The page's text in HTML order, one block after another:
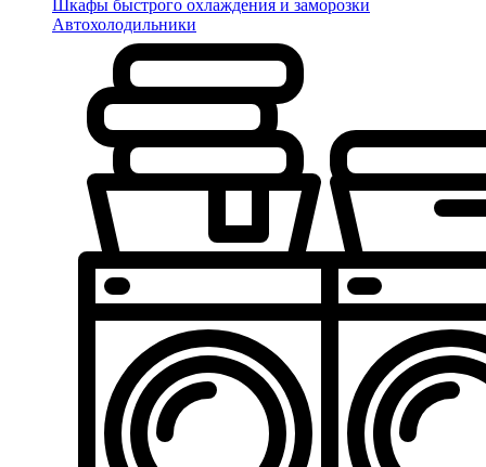
Шкафы быстрого охлаждения и заморозки
Автохолодильники